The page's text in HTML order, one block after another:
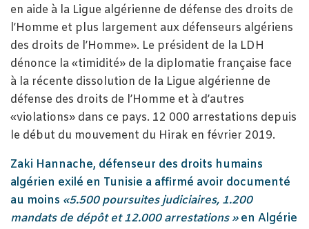
en aide à la Ligue algérienne de défense des droits de
l’Homme et plus largement aux défenseurs algériens
des droits de l’Homme». Le président de la LDH
dénonce la «timidité» de la diplomatie française face
à la récente dissolution de la Ligue algérienne de
défense des droits de l’Homme et à d’autres
«violations» dans ce pays. 12 000 arrestations depuis
le début du mouvement du Hirak en février 2019.
Zaki Hannache, défenseur des droits humains
algérien exilé en Tunisie a affirmé avoir documenté
au moins «5.500 poursuites judiciaires, 1.200
mandats de dépôt et 12.000 arrestations »en Algérie